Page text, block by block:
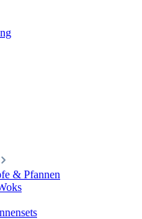
& Pfannen